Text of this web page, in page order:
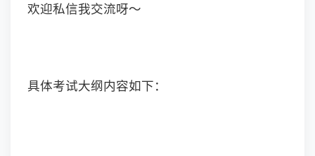
欢迎私信我交流呀～
具体考试大纲内容如下：